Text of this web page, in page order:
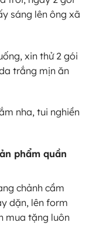
sáng lên ông xã
xin thử 2 gói
trắng mịn ăn
nha, tui nghiền
phẩm quần
chảnh cầm
dặn, lên form
mua tặng luôn